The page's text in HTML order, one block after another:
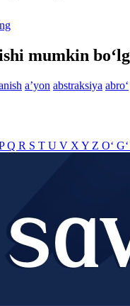
mumkin
aʼyon abstraksiya abro‘
Q R S T U V X Y Z O‘ G‘